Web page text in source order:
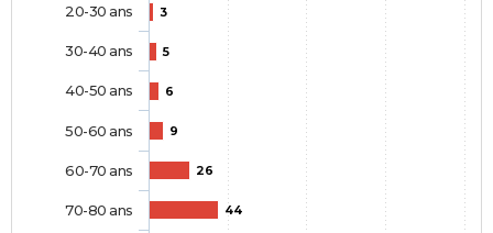
3
5
6
9
26
44
20-30 ans
30-40 ans
40-50 ans
50-60 ans
60-70 ans
70-80 ans